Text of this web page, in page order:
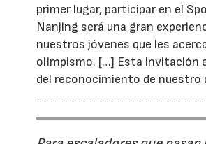
primer lugar, participar en el
Nanjing será una gran
nuestros jóvenes que les
olimpismo. […] Esta invitación
del reconocimiento de nuestro